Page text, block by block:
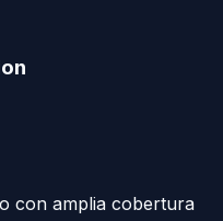
con amplia cobertura